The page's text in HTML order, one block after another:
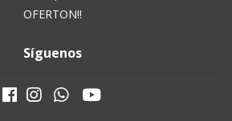
OFERTON!!
Síguenos